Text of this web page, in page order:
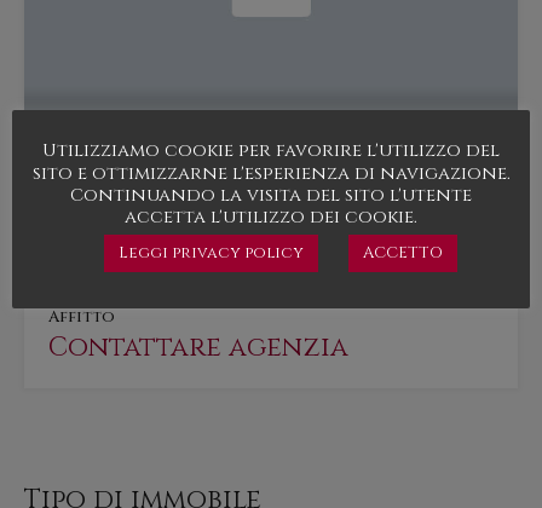
CAPANNONI
Affitto
Contattare agenzia
Tipo di immobile
Utilizziamo cookie per favorire l'utilizzo del
sito e ottimizzarne l'esperienza di navigazione.
Continuando la visita del sito l'utente
accetta l'utilizzo dei cookie.
Leggi privacy policy ACCETTO